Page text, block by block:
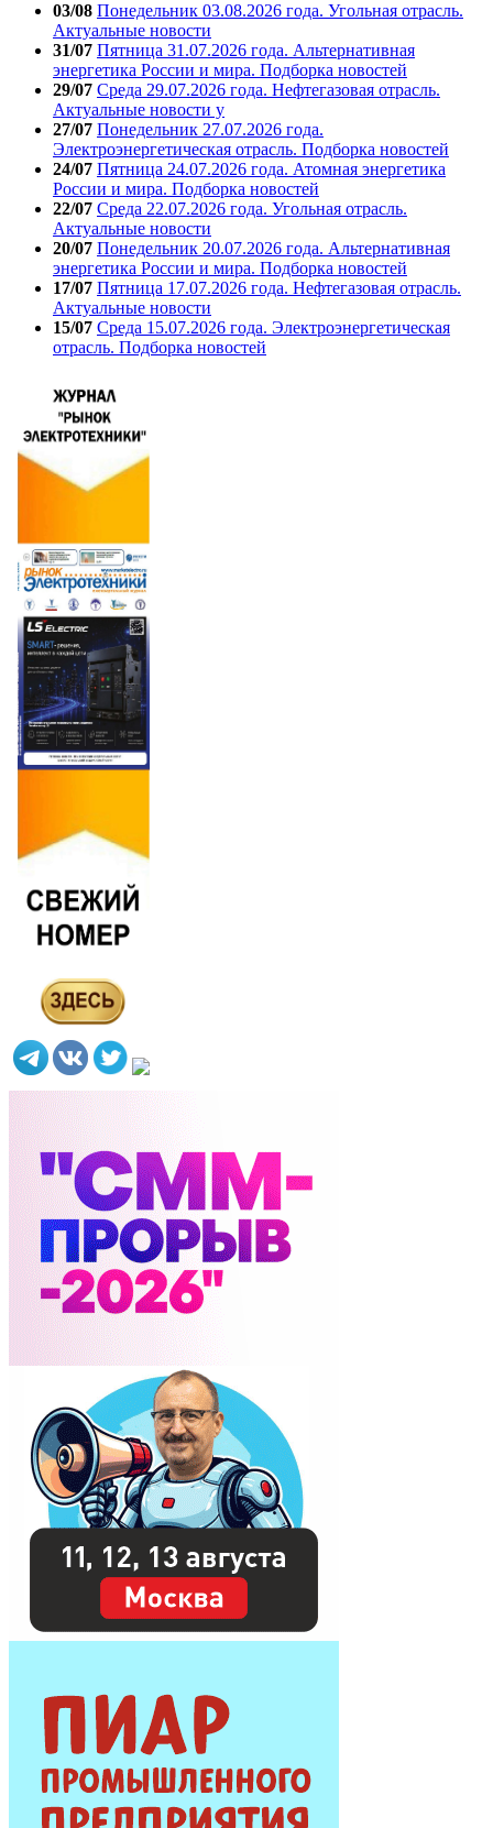
03/08 Понедельник 03.08.2026 года. Угольная отрасль.
Актуальные новости
31/07 Пятница 31.07.2026 года. Альтернативная
энергетика России и мира. Подборка новостей
29/07 Среда 29.07.2026 года. Нефтегазовая отрасль.
Актуальные новости у
27/07 Понедельник 27.07.2026 года.
Электроэнергетическая отрасль. Подборка новостей
24/07 Пятница 24.07.2026 года. Атомная энергетика
России и мира. Подборка новостей
22/07 Среда 22.07.2026 года. Угольная отрасль.
Актуальные новости
20/07 Понедельник 20.07.2026 года. Альтернативная
энергетика России и мира. Подборка новостей
17/07 Пятница 17.07.2026 года. Нефтегазовая отрасль.
Актуальные новости
15/07 Среда 15.07.2026 года. Электроэнергетическая
отрасль. Подборка новостей